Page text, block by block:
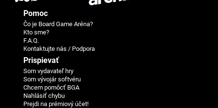
Pomoc
Čo je Board Game Aréna?
Kto sme?
F.A.Q.
Kontaktujte nás / Podpora
Prispievať
Som vydavateľ hry
Som vývojár softvéru
Chcem pomôcť BGA
Nahlásiť chybu
Prejdi na prémiový účet!